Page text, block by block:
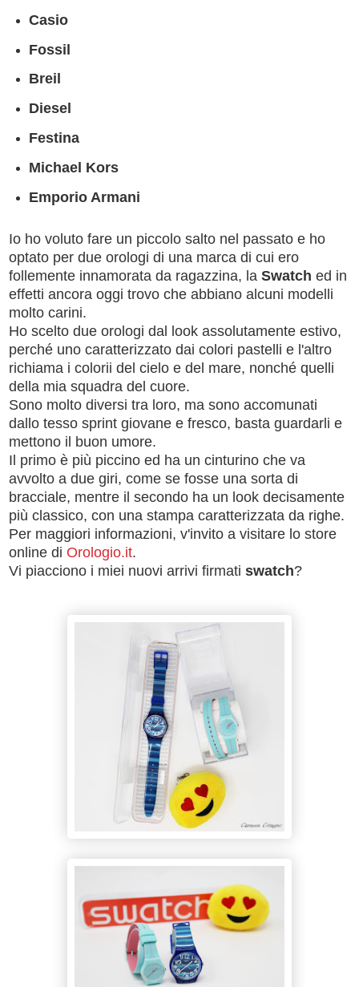
Casio
Fossil
Breil
Diesel
Festina
Michael Kors
Emporio Armani
Io ho voluto fare un piccolo salto nel passato e ho
optato per due orologi di una marca di cui ero
follemente innamorata da ragazzina, la Swatch ed in
effetti ancora oggi trovo che abbiano alcuni modelli
molto carini.
Ho scelto due orologi dal look assolutamente estivo,
perché uno caratterizzato dai colori pastelli e l'altro
richiama i colorii del cielo e del mare, nonché quelli
della mia squadra del cuore.
Sono molto diversi tra loro, ma sono accomunati
dallo tesso sprint giovane e fresco, basta guardarli e
mettono il buon umore.
Il primo è più piccino ed ha un cinturino che va
avvolto a due giri, come se fosse una sorta di
bracciale, mentre il secondo ha un look decisamente
più classico, con una stampa caratterizzata da righe.
Per maggiori informazioni, v'invito a visitare lo store
online di Orologio.it.
Vi piacciono i miei nuovi arrivi firmati swatch?